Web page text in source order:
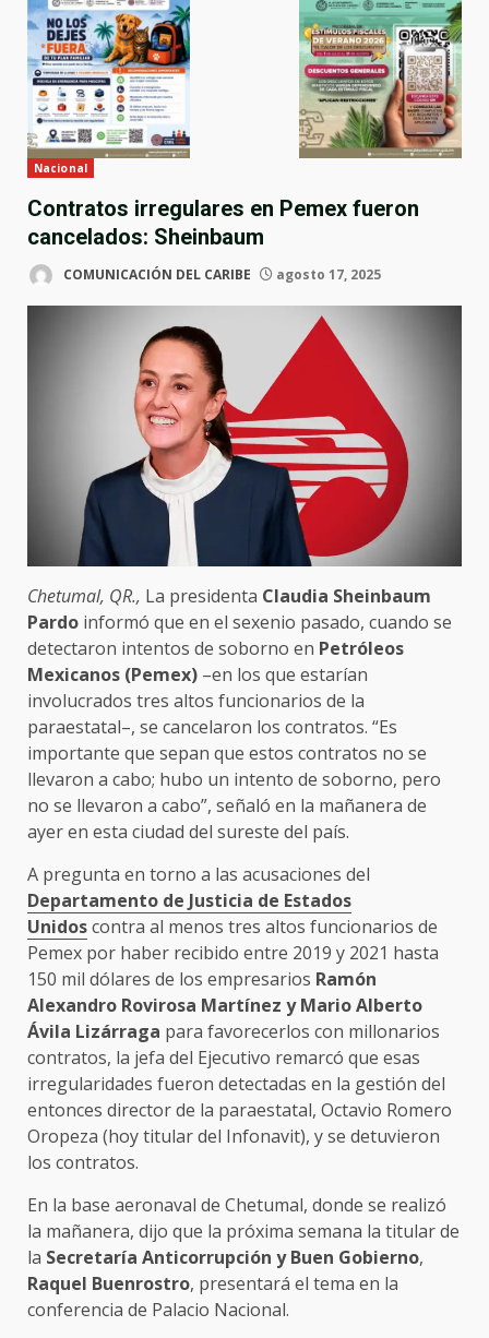
Nacional
Contratos irregulares en Pemex fueron
cancelados: Sheinbaum
COMUNICACIÓN DEL CARIBE agosto 17, 2025
Chetumal, QR., La presidenta Claudia Sheinbaum
Pardo informó que en el sexenio pasado, cuando se
detectaron intentos de soborno en Petróleos
Mexicanos (Pemex) –en los que estarían
involucrados tres altos funcionarios de la
paraestatal–, se cancelaron los contratos. “Es
importante que sepan que estos contratos no se
llevaron a cabo; hubo un intento de soborno, pero
no se llevaron a cabo”, señaló en la mañanera de
ayer en esta ciudad del sureste del país.
A pregunta en torno a las acusaciones del
Departamento de Justicia de Estados
Unidoscontra al menos tres altos funcionarios de
Pemex por haber recibido entre 2019 y 2021 hasta
150 mil dólares de los empresarios Ramón
Alexandro Rovirosa Martínez y Mario Alberto
Ávila Lizárraga para favorecerlos con millonarios
contratos, la jefa del Ejecutivo remarcó que esas
irregularidades fueron detectadas en la gestión del
entonces director de la paraestatal, Octavio Romero
Oropeza (hoy titular del Infonavit), y se detuvieron
los contratos.
En la base aeronaval de Chetumal, donde se realizó
la mañanera, dijo que la próxima semana la titular de
la Secretaría Anticorrupción y Buen Gobierno,
Raquel Buenrostro, presentará el tema en la
conferencia de Palacio Nacional.